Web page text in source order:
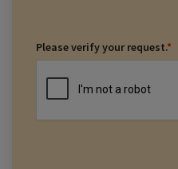
Please verify your request.*